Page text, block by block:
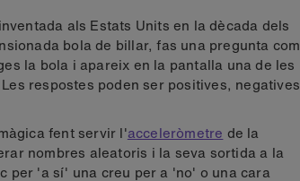
als Estats Units en la dècada dels
bola de billar, fas una pregunta com
la bola i apareix en la pantalla una de les
respostes poden ser positives, negatives
fent servir l'acceleròmetre de la
nombres aleatoris i la seva sortida a la
per 'a sí' una creu per a 'no' o una cara